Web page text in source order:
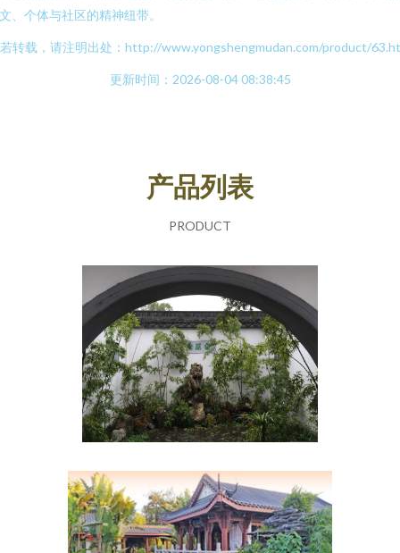
、个体与社区的精神纽带。
转载，请注明出处：http://www.yongshengmudan.com/product/
更新时间：2026-08-04 08:38:45
产品列表
PRODUCT